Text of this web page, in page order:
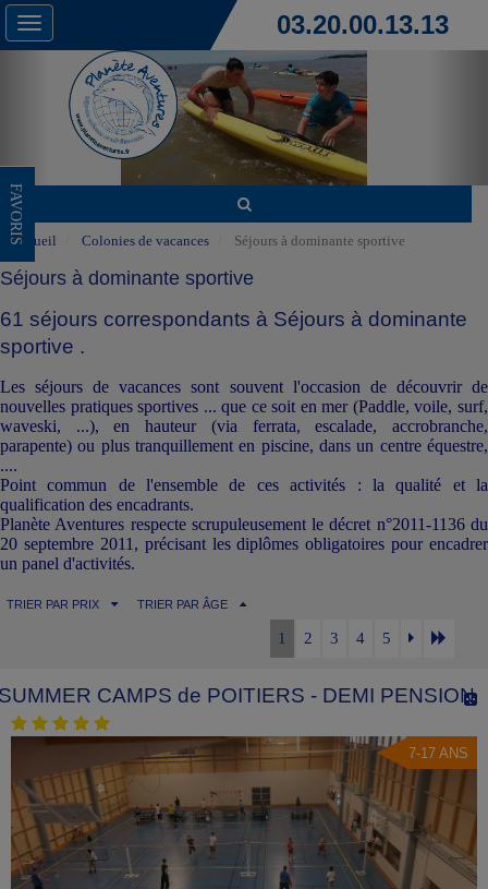
Toggle
navigation
03.20.00.13.13
FAVORIS
Accueil Colonies de vacances Séjours à dominante sportive
Séjours à dominante sportive
61 séjours correspondants à Séjours à dominante
sportive .
Les séjours de vacances sont souvent l'occasion de découvrir de
nouvelles pratiques sportives ... que ce soit en mer (Paddle, voile, surf,
waveski, ...), en hauteur (via ferrata, escalade, accrobranche,
parapente) ou plus tranquillement en piscine, dans un centre équestre,
....
Point commun de l'ensemble de ces activités : la qualité et la
qualification des encadrants.
Planète Aventures respecte scrupuleusement le décret n°2011-1136 du
20 septembre 2011, précisant les diplômes obligatoires pour encadrer
un panel d'activités.
TRIER PAR PRIX TRIER PAR ÂGE
1 2 3 4 5
CAMPS de POITIERS - DEMI PENSION
7-17 ANS